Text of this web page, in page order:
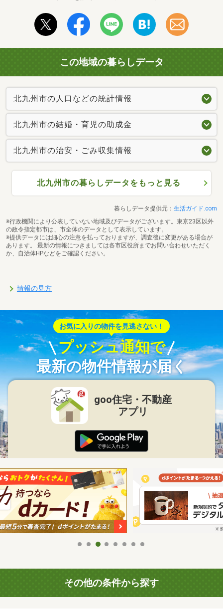
この地域の暮らしデータ
北九州市の人口などの統計情報
北九州市の結婚・育児の助成金
北九州市の治安・ごみ収集情報
北九州市の暮らしデータをもっと見る
暮らしデータ提供元： 生活ガイド.com
※行政機関により公表していない地域及びデータがございます。東京23区以外
の政令指定都市は、市全体のデータとして表示しています。
※提供データには細心の注意を払っておりますが、調査後に変更がある場合が
あります。 最新の情報につきましては各市区役所までお問い合わせいただく
か、自治体HPなどをご確認ください。
情報の見方
お気に入りの物件を見逃さない！
プッシュ通知で
最新の物件情報が届く
goo住宅・不動産
アプリ
その他の条件から探す